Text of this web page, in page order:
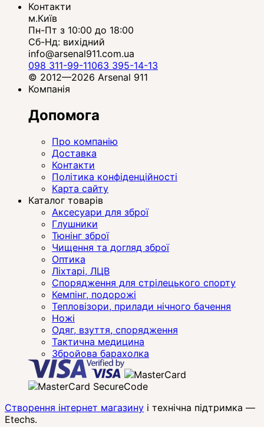
Контакти
м.Київ
Пн-Пт з 10:00 до 18:00
Сб-Нд: вихідний
info@arsenal911.com.ua
098 311-99-11063 395-14-13
© 2012—2026 Arsenal 911
Компанія
Допомога
Про компанію
Доставка
Контакти
Політика конфіденційності
Карта сайту
Каталог товарів
Аксесуари для зброї
Глушники
Тюнінг зброї
Чищення та догляд зброї
Оптика
Ліхтарі, ЛЦВ
Спорядження для стрілецького спорту
Кемпінг, подорожі
Тепловізори, прилади нічного бачення
Ножі
Одяг, взуття, спорядження
Тактична медицина
Збройова барахолка
Створення інтернет магазину і технічна підтримка —
Etechs.